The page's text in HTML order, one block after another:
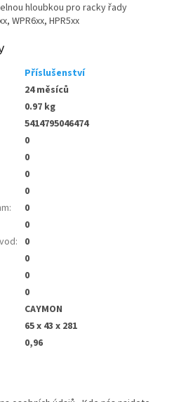
hloubkou pro racky řady
WPR6xx, HPR5xx
Příslušenství
24 měsíců
0.97 kg
5414795046474
0
0
0
0
:
0
0
: 0
0
0
0
CAYMON
65 x 43 x 281
0,96